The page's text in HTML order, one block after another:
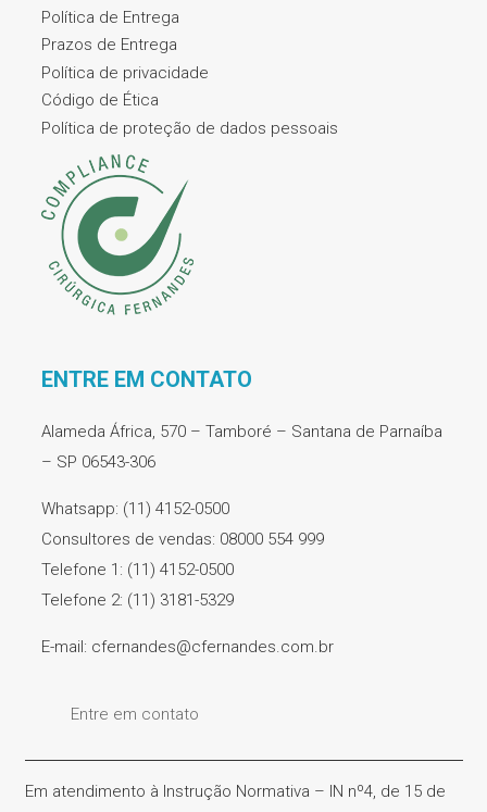
Política de Entrega
Prazos de Entrega
Política de privacidade
Código de Ética
Política de proteção de dados pessoais
ENTRE EM CONTATO
Alameda África, 570 – Tamboré – Santana de Parnaíba
– SP 06543-306
Whatsapp: (11) 4152-0500
Consultores de vendas: 08000 554 999
Telefone 1: (11) 4152-0500
Telefone 2: (11) 3181-5329
E-mail: cfernandes@cfernandes.com.br
Entre em contato
Em atendimento à Instrução Normativa – IN nº4, de 15 de